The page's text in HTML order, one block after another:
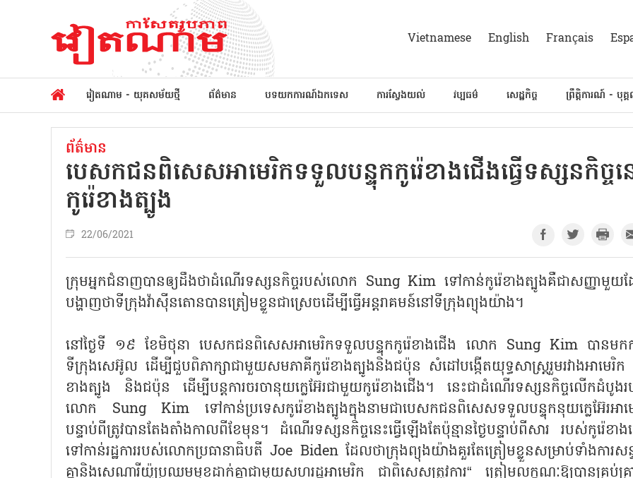
Vietnamese English Français
វៀតណាម - យុគសម័យថ្មី ព័ត៌មាន បទយកការណ៍ឯកទេស ការស្វែងយល់ វប្បធម៌ សេដ្ឋកិច្ច ព្រឹត្តិការណ៍ - បុគ្
ព័ត៌មាន
បេសកជនពិសេសអាមេរិកទទួលបន្ទុកកូរ៉េខាងជើងធ្វើទស្សនកិច្ច
កូរ៉េខាងត្បូង
22/06/2021
ក្រុមអ្នកជំនាញបានឲ្យដឹងថាដំណើរទស្សនកិច្ចរបស់លោក Sung Kim ទៅកាន់កូរ៉េខាងត្បូងគឺជាសញ្ញាមួយ
បង្ហាញថាទីក្រុងវ៉ាស៊ីនតោនបានត្រៀមខ្លួនជាស្រេចដើម្បីធ្វើអន្តរាគមន៍នៅទីក្រុងព្យុងយ៉ាង។
នៅថ្ងៃទី ១៩ ខែមិថុនា បេសកជនពិសេសអាមេរិកទទួលបន្ទុកកូរ៉េខាងជើង លោក Sung Kim បានមក
ទីក្រុងសេអ៊ូល ដើម្បីជួបពិភាក្សាជាមួយសមភាគីកូរ៉េខាងត្បូងនិងជប៉ុន សំដៅបង្កើតយុទ្ធសាស្ត្ររួមរវាងអាមេរិក
ខាងត្បូង និងជប៉ុន ដើម្បីបន្តការចរចានុយក្លេអ៊ែរជាមួយកូរ៉េខាងជើង។ នេះជាដំណើរទស្សនកិច្ចលើកដំបូង
លោក Sung Kim ទៅកាន់ប្រទេសកូរ៉េខាងត្បូងក្នុងនាមជាបេសកជនពិសេសទទួលបន្ទុកនុយក្លេអ៊ែរអាម
បន្ទាប់ពីត្រូវបានតែងតាំងកាលពីខែមុន។ ដំណើរទស្សនកិច្ចនេះធ្វើឡើងតែប៉ុន្មានថ្ងៃបន្ទាប់ពីសារ របស់កូរ៉េខាង
ទៅកាន់រដ្ឋការរបស់លោកប្រធានាធិបតី Joe Biden ដែលថាក្រុងព្យុងយ៉ាងគួរតែត្រៀមខ្លួនសម្រាប់ទាំងការសន្
គ្នានិងសេណារីយ៉ូប្រឈមមុខដាក់គ្នាជាមួយសហរដ្ឋអាមេរិក ជាពិសេសត្រូវការ“ ត្រៀមលក្ខណៈឱ្យបានគ្រប់គ្រ